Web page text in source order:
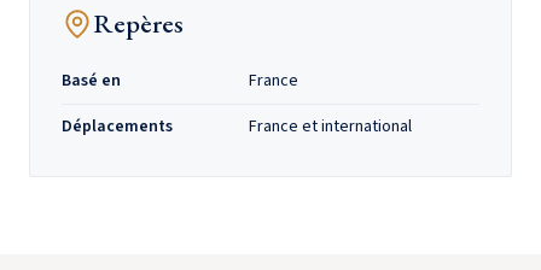
Repères
Basé en
France
Déplacements
France et international